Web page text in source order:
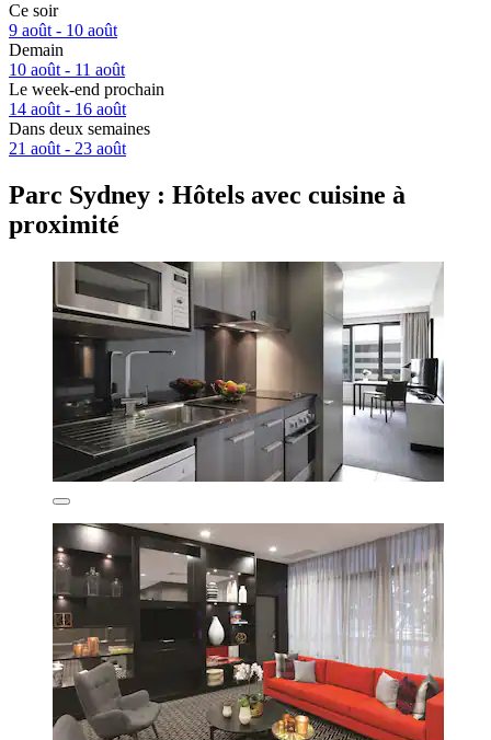
Ce soir
9 août - 10 août
Demain
10 août - 11 août
Le week-end prochain
14 août - 16 août
Dans deux semaines
21 août - 23 août
Parc Sydney : Hôtels avec cuisine à
proximité